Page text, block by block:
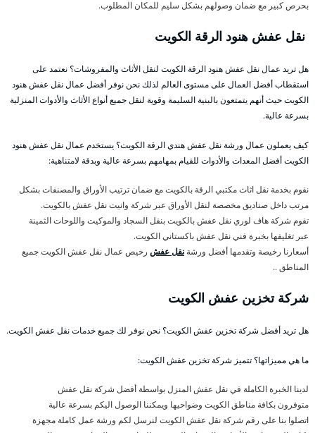
بحرص كبير مع ضمان وصولهم بشكل سليم للمكان المطلوب.
نقل عفش هنود الرقة الكويت
هل تريد عمال نقل عفش هنود الرقة الكويت لنقل الأثاث والمفروشات؟ نعتمد على
استقطاب أفضل العمال على مستوى العالم لذلك نحن نوفر أفضل عمال نقل عفش هنود
الكويت حيث أنهم يتمتعون بالبنية السليمة وقوية لنقل جميع أنواع الأثاث والأدوات المنزلية
بسرعة عالية.
كيف يعملون عمال ورشة نقل عفش هندي الرقة الكويت؟ يستخدم عمال نقل عفش هنود
الكويت أفضل المعدات والأدوات للقيام بمهامهم بسرعة عالية وبدقة لامتناهية:
نقوم بخدمة نقل اثاث مكتبي الرقة بالكويت مع ضمان ترتيب الأوراق والمصنفات بشكل
مرتب داخل صناديق مخصصة لنقل الأوراق عبر شركة وانيت نقل عفش بالكويت.
تقوم شركة هاف لوري نقل عفش بالكويت بنقل السجاد والموكيت واللوحات الثمينة
عبر تغليفها بخبرة فني نقل عفش باكستاني الكويت.
أسعارنا رخيصة وتقدمها أفضل ورشة نقل عفش رخيص عمال نقل عفش الكويت جميع
المناطق ..
شركة تخزين عفش الكويت
هل تريد أفضل شركة تخزين عفش الكويت؟ نحن نوفر لك جميع خدمات نقل عفش الكويت.
ما هي مميزاتها؟ تتميز شركة تخزين عفش الكويت:
لدينا الخبرة الكاملة في نقل عفش المنزل بواسطة أفضل شركة نقل عفش
متوفرون بكافة مناطق الكويت وضواحيها ويمكننا الوصول اليكم بسرعة عالية
اتصلوا بنا على رقم شركة نقل عفش الكويت لنرسل لكم ورشة عمل كاملة مجهزة